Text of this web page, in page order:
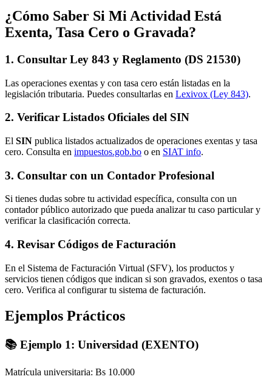
¿Cómo Saber Si Mi Actividad Está
Exenta, Tasa Cero o Gravada?
1. Consultar Ley 843 y Reglamento (DS 21530)
Las operaciones exentas y con tasa cero están listadas en la
legislación tributaria. Puedes consultarlas en Lexivox (Ley 843).
2. Verificar Listados Oficiales del SIN
El SIN publica listados actualizados de operaciones exentas y tasa
cero. Consulta en impuestos.gob.bo o en SIAT info.
3. Consultar con un Contador Profesional
Si tienes dudas sobre tu actividad específica, consulta con un
contador público autorizado que pueda analizar tu caso particular y
verificar la clasificación correcta.
4. Revisar Códigos de Facturación
En el Sistema de Facturación Virtual (SFV), los productos y
servicios tienen códigos que indican si son gravados, exentos o tasa
cero. Verifica al configurar tu sistema de facturación.
Ejemplos Prácticos
📚 Ejemplo 1: Universidad (EXENTO)
Matrícula universitaria: Bs 10.000